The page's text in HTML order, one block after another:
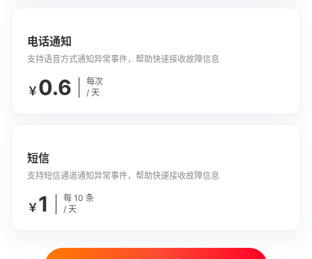
电话通知
支持语音方式通知异常事件，帮助快速接收故障信息
￥ 0.6
每次
/ 天
短信
支持短信通道通知异常事件，帮助快速接收故障信息
￥ 1
每 10 条
/ 天